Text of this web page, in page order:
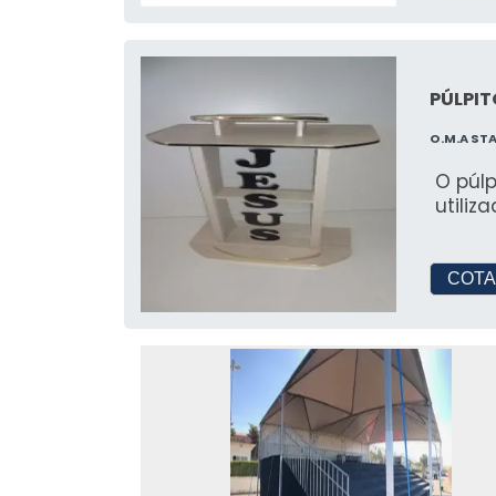
Como Deixar sua Festa
Alugar móveis é uma excelente
sem comprometer o orçamento.
3 Maneiras de Personalizar
Com Villa Rental, você pode
refletir sua visão única.
Inspire-se com a Festah:
Descubra as últimas tendências e
festa seja inovadora e memorável.
CONHEÇA NOSSA
ESPECIALIZADO
O.M.A
O